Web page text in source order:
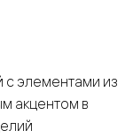
с элементами из
акцентом в